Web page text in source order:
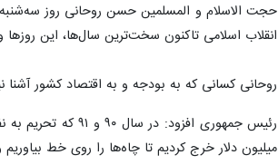
حجت الاسلام و المسلمین حسن روحانی روز
انقلاب اسلامی تاکنون سخت‌ترین سال‌ها، این
روحانی کسانی که به بودجه و به اقتصاد کشور
میلیون دلار خرج کردیم تا چاه‌ها را روی خط بیاوریم و در سال ۹۵ بالاترین فروش را داشتیم و ایران در آن سال بالاتر رشد